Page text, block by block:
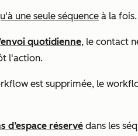
une seule séquence à la fois.
quotidienne, le contact
l'action.
est supprimée, le
d’espace réservé dans les